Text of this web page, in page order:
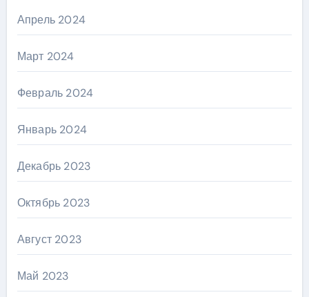
Апрель 2024
Март 2024
Февраль 2024
Январь 2024
Декабрь 2023
Октябрь 2023
Август 2023
Май 2023